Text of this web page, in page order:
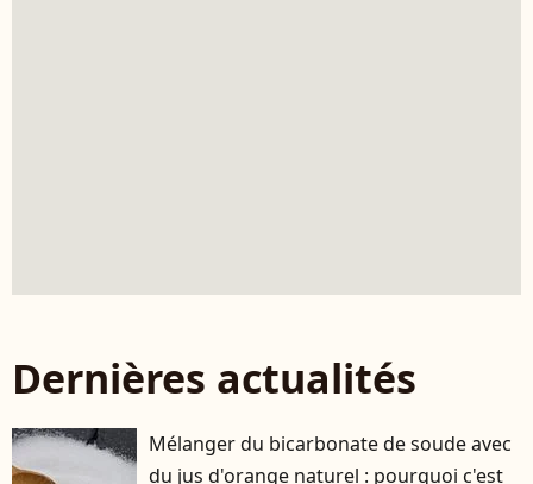
Dernières actualités
Mélanger du bicarbonate de soude avec
du jus d'orange naturel : pourquoi c'est